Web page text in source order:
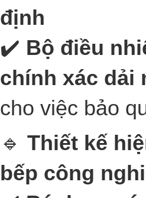
định
✔️ Bộ điều
chính xác dải
cho việc bảo
🔹 Thiết kế
bếp công